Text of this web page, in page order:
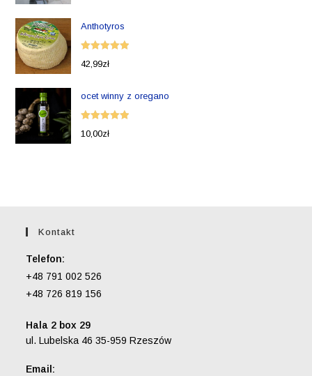
Anthotyros
Oceniono
42,99zł
ocet winny z oregano
Oceniono
10,00zł
Kontakt
Telefon:
+48 791 002 526
+48 726 819 156
Hala 2 box 29
ul. Lubelska 46 35-959 Rzeszów
Email: